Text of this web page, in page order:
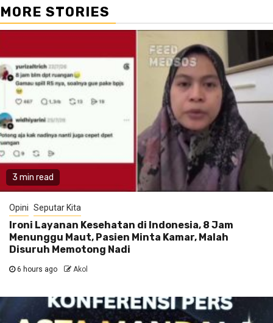
MORE STORIES
3 min read
Opini Seputar Kita
Ironi Layanan Kesehatan di Indonesia, 8 Jam
Menunggu Maut, Pasien Minta Kamar, Malah
Disuruh Memotong Nadi
6 hours ago Akol